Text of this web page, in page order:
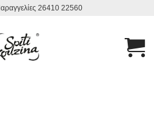
26410 22560